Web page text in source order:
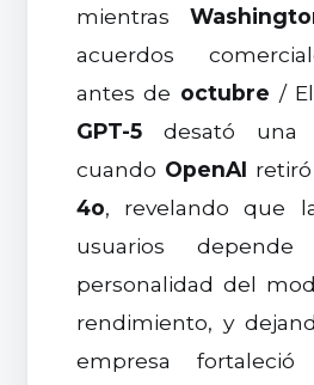
mientras
acuerdos
antes de octubre /
GPT-5desató una
cuando OpenAI
4o, revelando que
usuarios
personalidad del
rendimiento, y
empresa